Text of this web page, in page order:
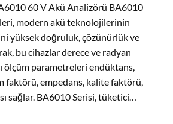
60 V Akü Analizörü BA6010
modern akü teknolojilerinin
yüksek doğruluk, çözünürlük ve
bu cihazlar derece ve radyan
ölçüm parametreleri endüktans,
faktörü, empedans, kalite faktörü,
sağlar. BA6010 Serisi, tüketici…